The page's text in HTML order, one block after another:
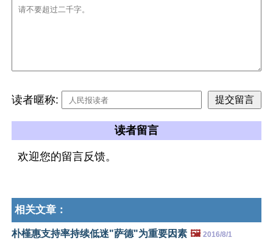
读者暱称:
读者留言
欢迎您的留言反馈。
相关文章：
朴槿惠支持率持续低迷"萨德"为重要因素 🖼️ 2016/8/1